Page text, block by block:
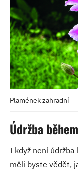
Plamének zahradní
Údržba
I když není
měli byste vědět,